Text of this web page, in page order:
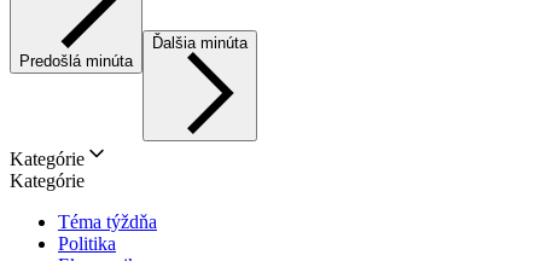
Predošlá minúta
Ďalšia minúta
Kategórie
Kategórie
Téma týždňa
Politika